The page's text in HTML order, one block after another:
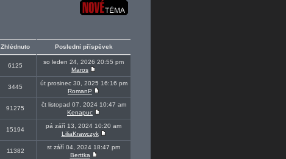
Zhlédnuto Poslední příspěvek
6125
so leden 24, 2026 20:55 pm
Maros
3445
út prosinec 30, 2025 16:16 pm
RomanP
91275
čt listopad 07, 2024 10:47 am
Kenapuc
15194
pá září 13, 2024 10:20 am
LiliaKrawczyk
11382
st září 04, 2024 18:47 pm
Berttka